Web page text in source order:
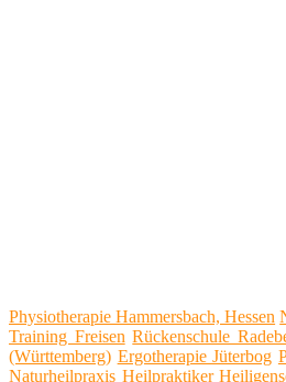
Physiotherapie Hammersbach, Hessen
Training Freisen Rückenschule
(Württemberg) Ergotherapie Jüterbog
Naturheilpraxis Heilpraktiker